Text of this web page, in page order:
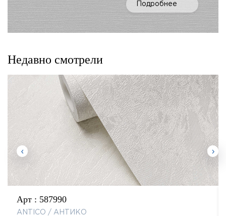
Подробнее
Недавно смотрели
Арт : 587990
ANTICO / АНТИКО